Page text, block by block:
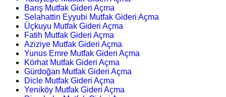
Barış Mutfak Gideri Açma
Selahattin Eyyubi Mutfak Gideri Açma
Üçkuyu Mutfak Gideri Açma
Fatih Mutfak Gideri Açma
Aziziye Mutfak Gideri Açma
Yunus Emre Mutfak Gideri Açma
Körhat Mutfak Gideri Açma
Gürdoğan Mutfak Gideri Açma
Dicle Mutfak Gideri Açma
Yeniköy Mutfak Gideri Açma